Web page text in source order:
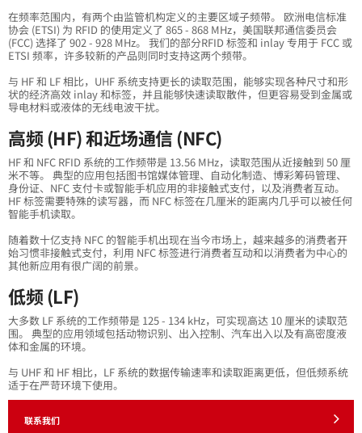
在频率范围内，有两个由监管机构定义的主要区域子频带。 欧洲电信标准
协会 (ETSI) 为 RFID 的使用定义了 865 - 868 MHz，美国联邦通信委员会
(FCC) 选择了 902 - 928 MHz。 我们的部分RFID 标签和 inlay 专用于 FCC 或
ETSI 频率，许多较新的产品则同时支持这两个频带。
与 HF 和 LF 相比，UHF 系统支持更长的读取范围，能够实现各种尺寸和形
状的经济高效 inlay 和标签，并且能够快速读取散件，但更容易受到金属或
导电材料或液体的无线电波干扰。
高频 (HF) 和近场通信 (NFC)
HF 和 NFC RFID 系统的工作频带是 13.56 MHz，读取范围从近接触到 50 厘
米不等。 典型的应用包括图书馆媒体管理、自动化制造、博彩筹码管理、
身份证、NFC 支付卡或智能手机应用的非接触式支付，以及消费者互动。
HF 标签需要特殊的读写器，而 NFC 标签在几厘米的距离内几乎可以被任何
智能手机读取。
随着数十亿支持 NFC 的智能手机出现在当今市场上，越来越多的消费者开
始习惯非接触式支付，利用 NFC 标签进行消费者互动和以消费者为中心的
其他新应用有很广阔的前景。
低频 (LF)
大多数 LF 系统的工作频带是 125 - 134 kHz，可实现高达 10 厘米的读取范
围。 典型的应用领域包括动物识别、出入控制、汽车出入以及有高密度液
体和金属的环境。
与 UHF 和 HF 相比，LF 系统的数据传输速率和读取距离更低，但低频系统
适于在严苛环境下使用。
联系我们